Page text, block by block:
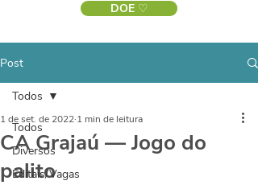
DOE ♡
Post
Todos
Diversos
Editais/Vagas
Todos
CA Grajaú — Jogo do
palito
1 de set. de 2022 1 min de leitura